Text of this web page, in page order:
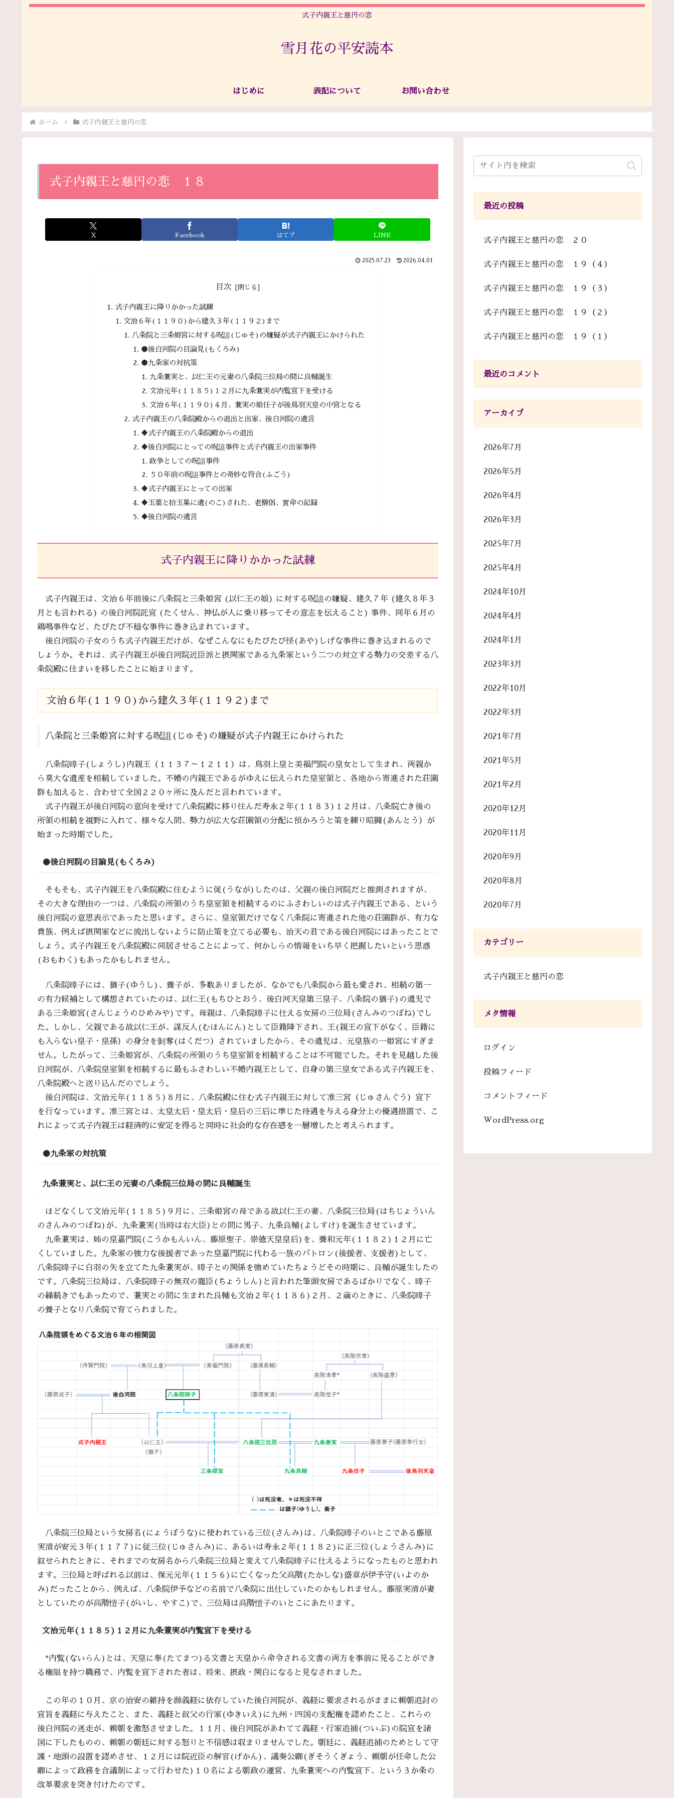
式子内親王と慈円の恋
雪月花の平安読本
はじめに 表記について お問い合わせ
ホーム 式子内親王と慈円の恋
式子内親王と慈円の恋 １８
X Facebook はてブ LINE
2025.07.23 2026.04.01
目次
式子内親王に降りかかった試練
文治６年(１１９０)から建久３年(１１９２)まで
八条院と三条姫宮に対する呪詛(じゅそ)の嫌疑が式子内親王にかけられた
●後白河院の目論見(もくろみ)
●九条家の対抗策
九条兼実と、以仁王の元妻の八条院三位局の間に良輔誕生
文治元年(１１８５)１２月に九条兼実が内覧宣下を受ける
文治６年(１１９０)４月、兼実の娘任子が後鳥羽天皇の中宮となる
式子内親王の八条院殿からの退出と出家、後白河院の遺言
♦式子内親王の八条院殿からの退出
♦後白河院にとっての呪詛事件と式子内親王の出家事件
政争としての呪詛事件
５０年前の呪詛事件との奇妙な符合(ふごう)
♦式子内親王にとっての出家
♦玉葉と拾玉集に遺(のこ)された、老僧侶、實命の記録
♦後白河院の遺言
式子内親王に降りかかった試練
式子内親王は、文治６年前後に八条院と三条姫宮 (以仁王の娘) に対する呪詛の嫌疑、建久７年 (建久８年３
月とも言われる) の後白河院託宣 (たくせん、神仏が人に乗り移ってその意志を伝えること) 事件、同年６月の
鶏鳴事件など、たびたび不穏な事件に巻き込まれています。
後白河院の子女のうち式子内親王だけが、なぜこんなにもたびたび怪(あや)しげな事件に巻き込まれるので
しょうか。それは、式子内親王が後白河院近臣派と摂関家である九条家という二つの対立する勢力の交差する八
条院殿に住まいを移したことに始まります。
文治６年(１１９０)から建久３年(１１９２)まで
八条院と三条姫宮に対する呪詛(じゅそ)の嫌疑が式子内親王にかけられた
八条院暲子(しょうし)内親王（１１３７～１２１１）は、鳥羽上皇と美福門院の皇女として生まれ、両親か
ら莫大な遺産を相続していました。不婚の内親王であるがゆえに伝えられた皇室領と、各地から寄進された荘園
群も加えると、合わせて全国２２０ヶ所に及んだと言われています。
式子内親王が後白河院の意向を受けて八条院殿に移り住んだ寿永２年(１１８３)１２月は、八条院亡き後の
所領の相続を視野に入れて、様々な人間、勢力が広大な荘園領の分配に預かろうと策を練り暗闘(あんとう）が
始まった時期でした。
●後白河院の目論見(もくろみ)
そもそも、式子内親王を八条院殿に住むように促(うなが)したのは、父親の後白河院だと推測されますが、
その大きな理由の一つは、八条院の所領のうち皇室領を相続するのにふさわしいのは式子内親王である、という
後白河院の意思表示であったと思います。さらに、皇室領だけでなく八条院に寄進された他の荘園群が、有力な
貴族、例えば摂関家などに流出しないように防止策を立てる必要も、治天の君である後白河院にはあったことで
しょう。式子内親王を八条院殿に同居させることによって、何かしらの情報をいち早く把握したいという思惑
(おもわく)もあったかもしれません。
八条院暲子には、猶子(ゆうし)、養子が、多数ありましたが、なかでも八条院から最も愛され、相続の第一
の有力候補として構想されていたのは、以仁王(もちひとおう、後白河天皇第三皇子、八条院の猶子)の遺児で
ある三条姫宮(さんじょうのひめみや)です。母親は、八条院暲子に仕える女房の三位局(さんみのつぼね)でし
た。しかし、父親である故以仁王が、謀反人(むほんにん)として臣籍降下され、王(親王の宣下がなく、臣籍に
も入らない皇子・皇孫）の身分を剝奪(はくだつ）されていましたから、その遺児は、元皇族の一姫宮にすぎま
せん。したがって、三条姫宮が、八条院の所領のうち皇室領を相続することは不可能でした。それを見越した後
白河院が、八条院皇室領を相続するに最もふさわしい不婚内親王として、自身の第三皇女である式子内親王を、
八条院殿へと送り込んだのでしょう。
後白河院は、文治元年(１１８５)８月に、八条院殿に住む式子内親王に対して准三宮（じゅさんぐう）宣下
を行なっています。准三宮とは、太皇太后・皇太后・皇后の三后に準じた待遇を与える身分上の優遇措置で、こ
れによって式子内親王は経済的に安定を得ると同時に社会的な存在感を一層増したと考えられます。
●九条家の対抗策
九条兼実と、以仁王の元妻の八条院三位局の間に良輔誕生
ほどなくして文治元年(１１８５)９月に、三条姫宮の母である故以仁王の妻、八条院三位局(はちじょういん
のさんみのつぼね)が、九条兼実(当時は右大臣)との間に男子、九条良輔(よしすけ)を誕生させています。
九条兼実は、姉の皇嘉門院(こうかもんいん、藤原聖子、崇徳天皇皇后)を、養和元年(１１８２)１２月に亡
くしていました。九条家の強力な後援者であった皇嘉門院に代わる一族のパトロン(後援者、支援者)として、
八条院暲子に白羽の矢を立てた九条兼実が、暲子との関係を強めていたちょうどその時期に、良輔が誕生したの
です。八条院三位局は、八条院暲子の無双の寵臣(ちょうしん)と言われた筆頭女房であるばかりでなく、暲子
の縁続きでもあったので、兼実との間に生まれた良輔も文治２年(１１８６)２月、２歳のときに、八条院暲子
の養子となり八条院で育てられました。
八条院三位局という女房名(にょうぼうな)に使われている三位(さんみ)は、八条院暲子のいとこである藤原
実清が安元３年(１１７７)に従三位(じゅさんみ)に、あるいは寿永２年(１１８２)に正三位(しょうさんみ)に
叙せられたときに、それまでの女房名から八条院三位局と変えて八条院暲子に仕えるようになったものと思われ
ます。三位局と呼ばれる以前は、保元元年(１１５６)に亡くなった父高階(たかしな)盛章が伊予守(いよのか
み)だったことから、例えば、八条院伊予などの名前で八条院に出仕していたのかもしれません。藤原実清が妻
としていたのが高階愷子(がいし、やすこ)で、三位局は高階愷子のいとこにあたります。
文治元年(１１８５)１２月に九条兼実が内覧宣下を受ける
*内覧(ないらん)とは、天皇に奉(たてまつ)る文書と天皇から命令される文書の両方を事前に見ることができ
る権限を持つ職務で、内覧を宣下された者は、将来、摂政・関白になると見なされました。
この年の１０月、京の治安の維持を源義経に依存していた後白河院が、義経に要求されるがままに頼朝追討の
宣旨を義経に与えたこと、また、義経と叔父の行家(ゆきいえ)に九州・四国の支配権を認めたこと、これらの
後白河院の迷走が、頼朝を激怒させました。１１月、後白河院があわてて義経・行家追捕(ついぶ)の院宣を諸
国に下したものの、頼朝の朝廷に対する怒りと不信感は収まりませんでした。朝廷に、義経追捕のためとして守
護・地頭の設置を認めさせ、１２月には院近臣の解官(げかん)、議奏公卿(ぎそうくぎょう、頼朝が任命した公
卿によって政務を合議制によって行わせた)１０名による朝政の運営、九条兼実への内覧宣下、という３か条の
改革要求を突き付けたのです。
最近の投稿
式子内親王と慈円の恋 ２０
式子内親王と慈円の恋 １９（４）
式子内親王と慈円の恋 １９（３）
式子内親王と慈円の恋 １９（２）
式子内親王と慈円の恋 １９（１）
最近のコメント
アーカイブ
2026年7月
2026年5月
2026年4月
2026年3月
2025年7月
2025年4月
2024年10月
2024年4月
2024年1月
2023年3月
2022年10月
2022年3月
2021年7月
2021年5月
2021年2月
2020年12月
2020年11月
2020年9月
2020年8月
2020年7月
カテゴリー
式子内親王と慈円の恋
メタ情報
ログイン
投稿フィード
コメントフィード
WordPress.org